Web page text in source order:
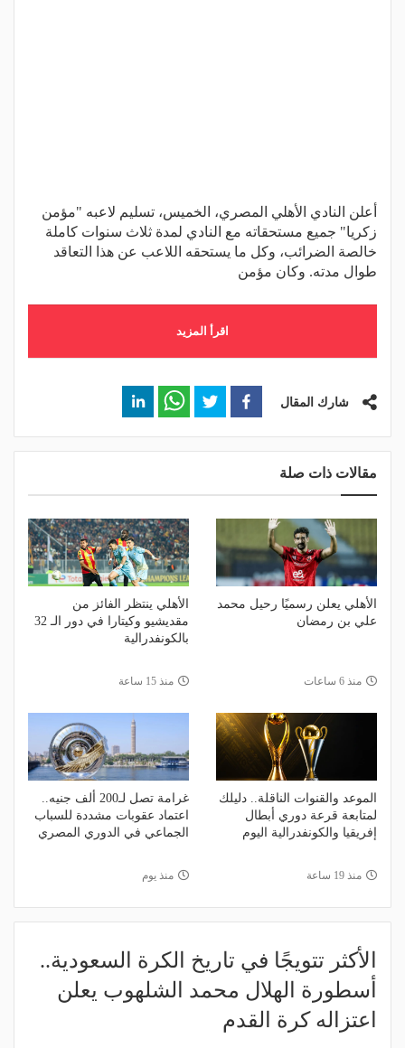
أعلن النادي الأهلي المصري، الخميس، تسليم لاعبه "مؤمن
زكريا" جميع مستحقاته مع النادي لمدة ثلاث سنوات كاملة
خالصة الضرائب، وكل ما يستحقه اللاعب عن هذا التعاقد
طوال مدته. وكان مؤمن
اقرأ المزيد
شارك المقال
مقالات ذات صلة
الأهلي يعلن رسميًا رحيل محمد
علي بن رمضان
منذ 6 ساعات
الأهلي ينتظر الفائز من
مقديشيو وكيتارا في دور الـ 32
بالكونفدرالية
منذ 15 ساعة
الموعد والقنوات الناقلة.. دليلك
لمتابعة قرعة دوري أبطال
إفريقيا والكونفدرالية اليوم
منذ 19 ساعة
غرامة تصل لـ200 ألف جنيه..
اعتماد عقوبات مشددة للسباب
الجماعي في الدوري المصري
منذ يوم
الأكثر تتويجًا في تاريخ الكرة السعودية..
أسطورة الهلال محمد الشلهوب يعلن
اعتزاله كرة القدم